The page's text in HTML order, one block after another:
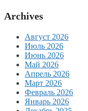
Archives
Август 2026
Июль 2026
Июнь 2026
Май 2026
Апрель 2026
Март 2026
Февраль 2026
Январь 2026